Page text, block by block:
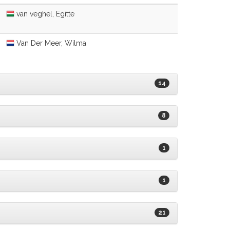
van veghel, Egitte
Van Der Meer, Wilma
14
8
1
1
21